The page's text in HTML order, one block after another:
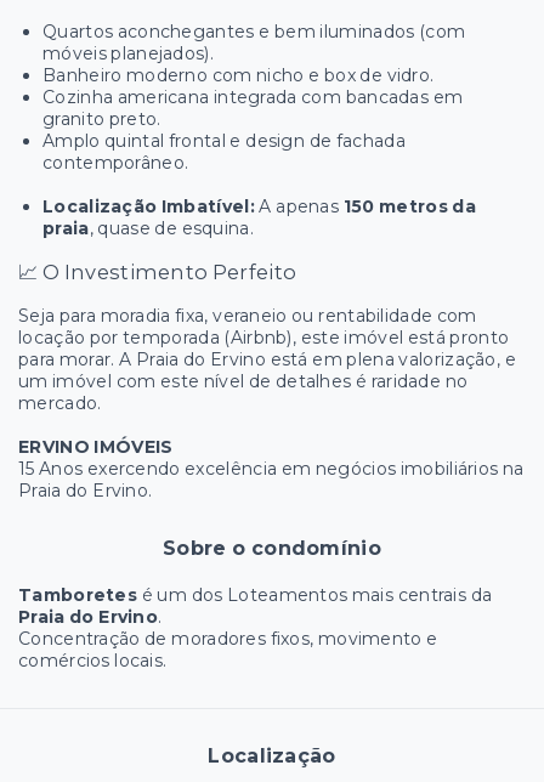
Quartos aconchegantes e bem iluminados (com
móveis planejados).
Banheiro moderno com nicho e box de vidro.
Cozinha americana integrada com bancadas em
granito preto.
Amplo quintal frontal e design de fachada
contemporâneo.
Localização Imbatível:A apenas 150 metros da
praia, quase de esquina.
📈 O Investimento Perfeito
Seja para moradia fixa, veraneio ou rentabilidade com
locação por temporada (Airbnb), este imóvel está pronto
para morar. A Praia do Ervino está em plena valorização, e
um imóvel com este nível de detalhes é raridade no
mercado.
ERVINO IMÓVEIS
15 Anos exercendo excelência em negócios imobiliários na
Praia do Ervino.
Sobre o condomínio
Tamboretes é um dos Loteamentos mais centrais da
Praia do Ervino.
Concentração de moradores fixos, movimento e
comércios locais.
Localização